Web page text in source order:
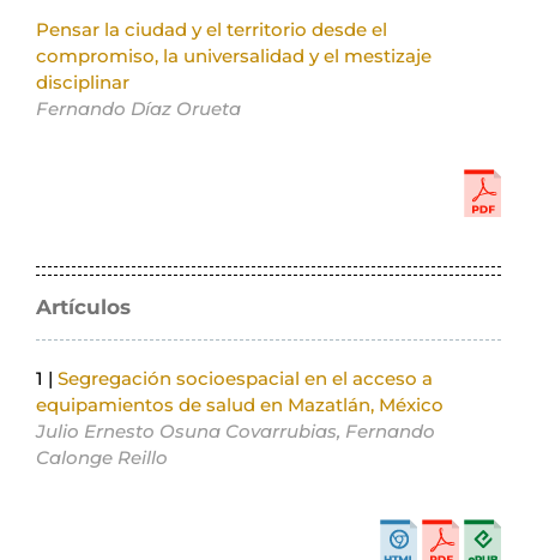
Pensar la ciudad y el territorio desde el
compromiso, la universalidad y el mestizaje
disciplinar
Fernando Díaz Orueta
Artículos
1 | Segregación socioespacial en el acceso a
equipamientos de salud en Mazatlán, México
Julio Ernesto Osuna Covarrubias, Fernando
Calonge Reillo